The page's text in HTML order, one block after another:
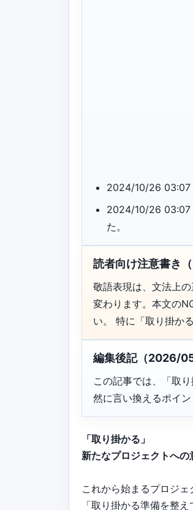
2024/10/26 03:07
2024/10/26 03:07
た。
読者向け注意書き
敬語表現は、文法上
変わります。本文の
い。 特に「取り掛か
編集後記（2026/
この記事では、「取
然に言い換えるポイン
「取り掛かる」
新たなプロジェクトへの
これから始まるプロジェ
「取り掛かる準備を整